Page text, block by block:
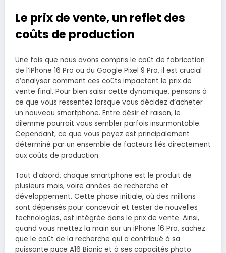
Le prix de vente, un reflet des
coûts de production
Une fois que nous avons compris le coût de fabrication
de l’iPhone 16 Pro ou du Google Pixel 9 Pro, il est crucial
d’analyser comment ces coûts impactent le prix de
vente final. Pour bien saisir cette dynamique, pensons à
ce que vous ressentez lorsque vous décidez d’acheter
un nouveau smartphone. Entre désir et raison, le
dilemme pourrait vous sembler parfois insurmontable.
Cependant, ce que vous payez est principalement
déterminé par un ensemble de facteurs liés directement
aux coûts de production.
Tout d’abord, chaque smartphone est le produit de
plusieurs mois, voire années de recherche et
développement. Cette phase initiale, où des millions
sont dépensés pour concevoir et tester de nouvelles
technologies, est intégrée dans le prix de vente. Ainsi,
quand vous mettez la main sur un iPhone 16 Pro, sachez
que le coût de la recherche qui a contribué à sa
puissante puce A16 Bionic et à ses capacités photo